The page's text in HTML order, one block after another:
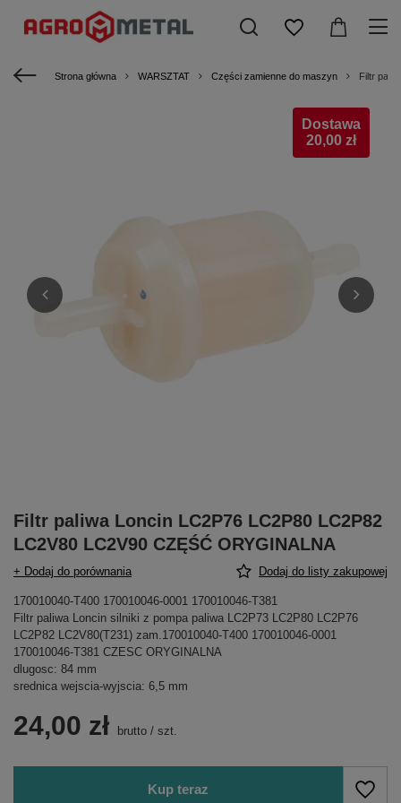
Strona główna WARSZTAT Części zamienne do maszyn Filtr
Dostawa
20,00 zł
Filtr paliwa Loncin LC2P76 LC2P80 LC2P82
LC2V80 LC2V90 CZĘŚĆ ORYGINALNA
+ Dodaj do porównania Dodaj do listy zakupowej
170010040-T400 170010046-0001 170010046-T381
Filtr paliwa Loncin silniki z pompa paliwa LC2P73 LC2P80 LC2P76
LC2P82 LC2V80(T231) zam.170010040-T400 170010046-0001
170010046-T381 CZESC ORYGINALNA
dlugosc: 84 mm
srednica wejscia-wyjscia: 6,5 mm
24,00 zł brutto / szt.
Kup teraz